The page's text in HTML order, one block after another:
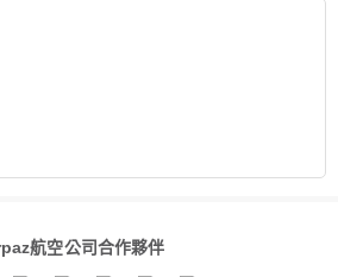
航空公司合作夥伴